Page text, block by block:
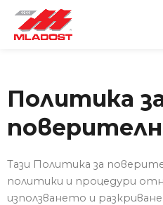
Skip
content
Политика
Тази Политика за
политики и процедури
използването и